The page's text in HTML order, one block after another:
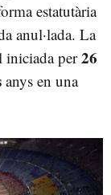
estatutària
anul·lada. La
iniciada per26
anys en una